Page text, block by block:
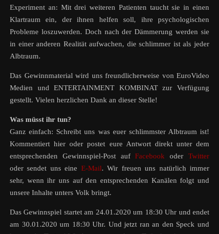
Experiment an: Mit drei weiteren Patienten taucht sie in einen
Klartraum ein, der ihnen helfen soll, ihre psychologischen
Probleme loszuwerden. Doch nach der Dämmerung werden sie
in einer anderen Realität aufwachen, die schlimmer ist als jeder
Albtraum.
Das Gewinnmaterial wird uns freundlicherweise von EuroVideo
Medien und ENTERTAINMENT KOMBINAT zur Verfügung
gestellt. Vielen herzlichen Dank an dieser Stelle!
Was müsst ihr tun?
Ganz einfach: Schreibt uns was euer schlimmster Albtraum ist!
Kommentiert hier oder postet eure Antwort direkt unter dem
entsprechenden Gewinnspiel-Post aufFacebook oderTwitter
oder sendet uns eine E-Mail. Wir freuen uns natürlich immer
sehr, wenn ihr uns auf den entsprechenden Kanälen folgt und
unsere Inhalte unters Volk bringt.
Das Gewinnspiel startet am 24.01.2020 um 18:30 Uhr und endet
am 30.01.2020 um 18:30 Uhr. Und jetzt ran an den Speck und